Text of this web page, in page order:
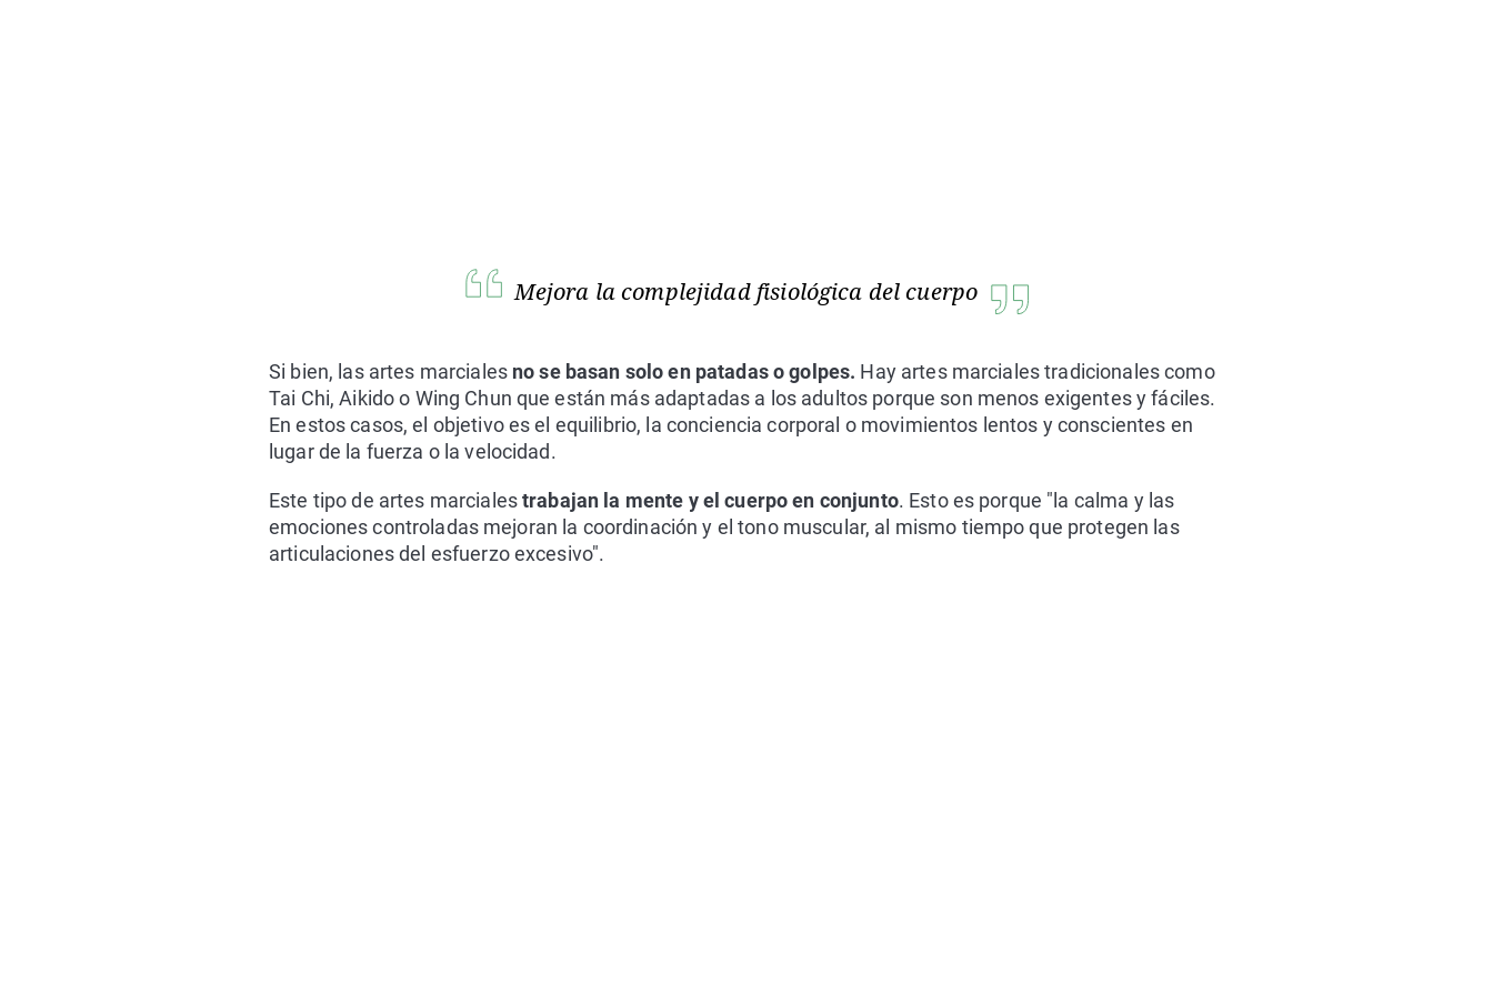
Mejora la complejidad fisiológica del cuerpo
Si bien, las artes marciales no se basan solo en patadas o golpes. Hay artes marciales tradicionales como
Tai Chi, Aikido o Wing Chun que están más adaptadas a los adultos porque son menos exigentes y fáciles.
En estos casos, el objetivo es el equilibrio, la conciencia corporal o movimientos lentos y conscientes en
lugar de la fuerza o la velocidad.
Este tipo de artes marcialestrabajan la mente y el cuerpo en conjunto. Esto es porque "la calma y las
emociones controladas mejoran la coordinación y el tono muscular, al mismo tiempo que protegen las
articulaciones del esfuerzo excesivo".